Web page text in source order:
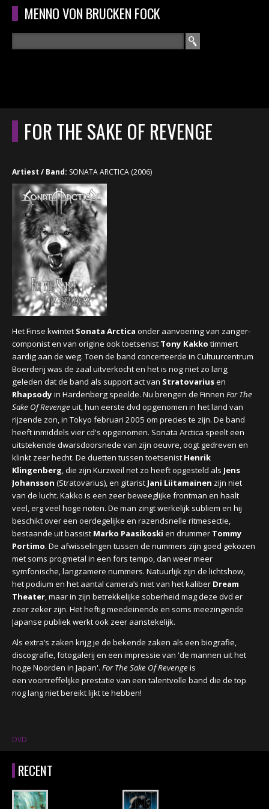
Overslaan en naar de algemene inhoud gaan
MENNO VON BRUCKEN FOCK
ZOEKVELD
HOOFDMENU HOME
CURRICULUM
RECENSIES
CONCERTFOTO'S
CONCERTBEZOEK
FOR THE SAKE OF REVENGE
Artiest / Band: SONATA ARCTICA (2006)
Het Finse kwintet Sonata Arctica onder aanvoering van zanger-
componist en van origine ook toetsenist Tony Kakko timmert
aardig aan de weg. Toen de band concerteerde in Cultuurcentrum
Boerderij was de zaal uitverkocht en het is nog niet zo lang
geleden dat de band als support act van Stratovariusen
Rhapsody in Hardenberg speelde. Nu brengen de Finnen For The
Sake Of Revengeuit, hun eerste dvd opgenomen in het land van
rijzende zon, in Tokyo februari 2005 om precies te zijn. De band
heeft inmiddels vier cd's opgenomen. Sonata Arctica speelt een
uitstekende dwarsdoorsnede van zijn oeuvre, oogt gedreven en
klinkt zeer hecht. De duetten tussen toetsenist Henrik
Klingenberg, die zijn Kurzweil net zo heeft opgesteld als Jens
Johansson (Stratovarius), en gitarist Jani Liitamainen zijn niet
van de lucht. Kakko is een zeer beweeglijke frontman en haalt
veel, erg veel hoge noten. De man zingt werkelijk subliem en hij
beschikt over een oerdegelijke en razendsnelle ritmesectie,
bestaande uit bassist Marko Paasikoski en drummer Tommy
Portimo. De afwisselingen tussen de nummers zijn goed gekozen
met soms progmetal in een fors tempo, dan weer meer
symfonische, langzamere nummers. Natuurlijk zijn de lichtshow,
het podium en het aantal camera’s niet van het kaliber Dream
Theater, maar in zijn betrekkelijke soberheid mag deze dvd er
zeer zeker zijn. Het heftig meedeinende en soms meezingende
Japanse publiek werkt ook zeer aanstekelijk.
Als extra’s zaken krijg je de bekende zaken als een biografie,
discografie, fotogalerij en een impressie van 'de mannen uit het
hoge Noorden in Japan'. For The Sake Of Revengeis
een voortreffelijke prestatie van een talentvolle band die de top
nog lang niet bereikt lijkt te hebben!
DVD
RECENT